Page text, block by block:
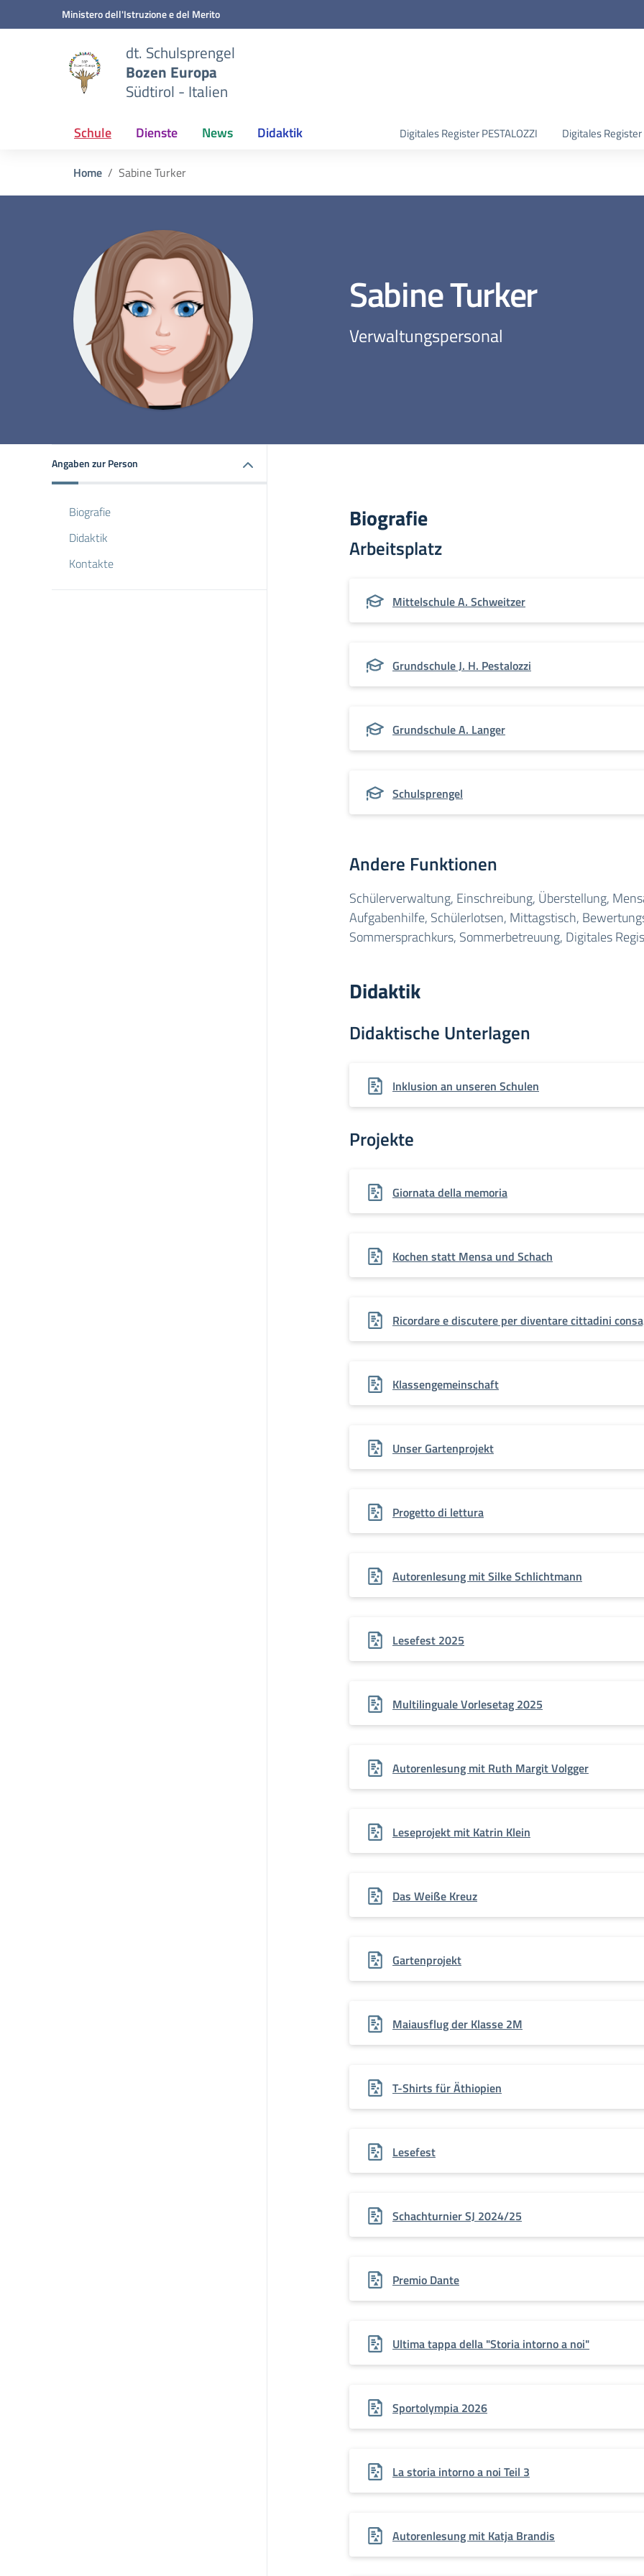
Zum Inhalt springen
Zum Navigationsmenü springen
Zur Fußzeile springenMinistero dell'Istruzione e del Merito
dt. Schulsprengel
Bozen Europa
Südtirol - Italien
Schule Dienste News Didaktik Digitales Register PESTALOZZI Digitales Register
Home Sabine Turker
Sabine Turker
Verwaltungspersonal
Angaben zur Person
Biografie
Didaktik
Kontakte
Biografie
Arbeitsplatz
Mittelschule A. Schweitzer
Grundschule J. H. Pestalozzi
Grundschule A. Langer
Schulsprengel
Andere Funktionen
Schülerverwaltung, Einschreibung, Überstellung,
Aufgabenhilfe, Schülerlotsen, Mittagstisch,
Sommersprachkurs, Sommerbetreuung, Digitales
Didaktik
Didaktische Unterlagen
Inklusion an unseren Schulen
Projekte
Giornata della memoria
Kochen statt Mensa und Schach
Ricordare e discutere per diventare cittadini
Klassengemeinschaft
Unser Gartenprojekt
Progetto di lettura
Autorenlesung mit Silke Schlichtmann
Lesefest 2025
Multilinguale Vorlesetag 2025
Autorenlesung mit Ruth Margit Volgger
Leseprojekt mit Katrin Klein
Das Weiße Kreuz
Gartenprojekt
Maiausflug der Klasse 2M
T-Shirts für Äthiopien
Lesefest
Schachturnier SJ 2024/25
Premio Dante
Ultima tappa della "Storia intorno a noi"
Sportolympia 2026
La storia intorno a noi Teil 3
Autorenlesung mit Katja Brandis